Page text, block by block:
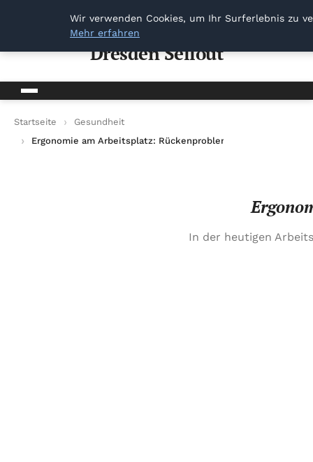
Dresden Sellout
Dresden Sellout
Startseite
Gesundheit
Ergonomie am Arbeitsplatz: Rückenprobleme vermeiden
In der heutigen
Wir verwenden Cookies, um Ihr Surferlebnis zu
Mehr erfahren